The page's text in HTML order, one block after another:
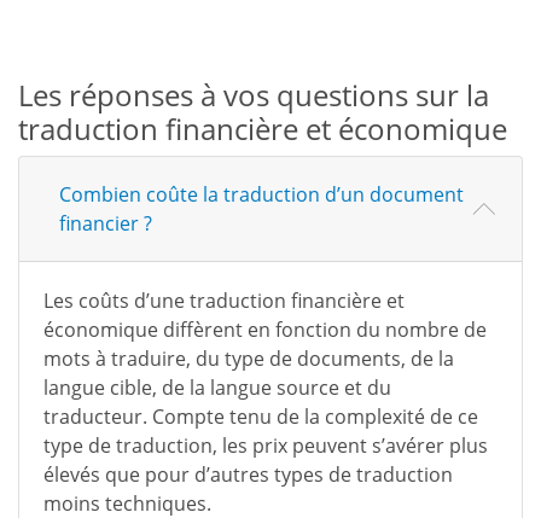
Les réponses à vos questions sur la
traduction financière et économique
Combien coûte la traduction d’un document
financier ?
Les coûts d’une traduction financière et
économique diffèrent en fonction du nombre de
mots à traduire, du type de documents, de la
langue cible, de la langue source et du
traducteur. Compte tenu de la complexité de ce
type de traduction, les prix peuvent s’avérer plus
élevés que pour d’autres types de traduction
moins techniques.